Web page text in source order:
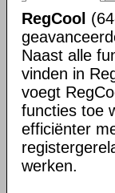
RegCool
Naast alle
vinden in
voegt
functies toe
efficiënter
werken.